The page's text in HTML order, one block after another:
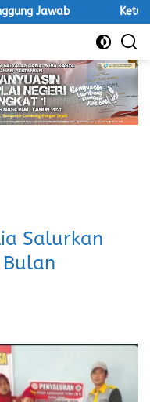
Ketua LSM Macan
Salurkan
Bulan